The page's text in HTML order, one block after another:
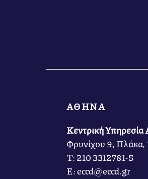
ΑΘΗΝΑ
Κεντρική Υπηρεσία
Φρυνίχου 9, Πλάκα,
Τ: 210 3312781-5
Ε: eccd@eccd.gr